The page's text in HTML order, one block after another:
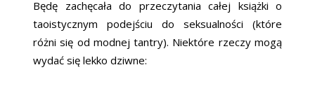
Będę zachęcała do przeczytania całej książki o
taoistycznym podejściu do seksualności (które
różni się od modnej tantry). Niektóre rzeczy mogą
wydać się lekko dziwne: